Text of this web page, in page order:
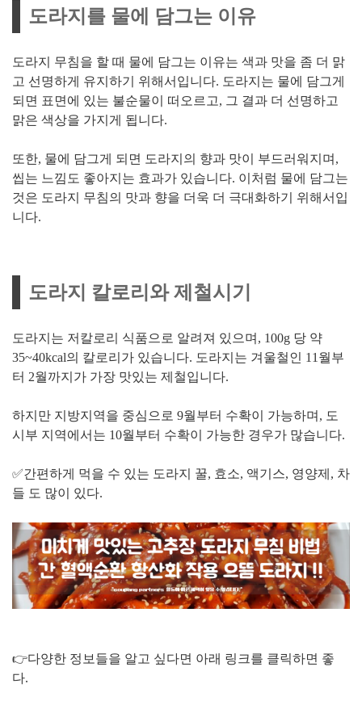
도라지를 물에 담그는 이유
도라지 무침을 할 때 물에 담그는 이유는 색과 맛을 좀 더 맑
고 선명하게 유지하기 위해서입니다. 도라지는 물에 담그게
되면 표면에 있는 불순물이 떠오르고, 그 결과 더 선명하고
맑은 색상을 가지게 됩니다.
또한, 물에 담그게 되면 도라지의 향과 맛이 부드러워지며,
씹는 느낌도 좋아지는 효과가 있습니다. 이처럼 물에 담그는
것은 도라지 무침의 맛과 향을 더욱 더 극대화하기 위해서입
니다.
도라지 칼로리와 제철시기
도라지는 저칼로리 식품으로 알려져 있으며, 100g 당 약
35~40kcal의 칼로리가 있습니다. 도라지는 겨울철인 11월부
터 2월까지가 가장 맛있는 제철입니다.
하지만 지방지역을 중심으로 9월부터 수확이 가능하며, 도
시부 지역에서는 10월부터 수확이 가능한 경우가 많습니다.
✅간편하게 먹을 수 있는 도라지 꿀, 효소, 액기스, 영양제, 차
들 도 많이 있다.
👉다양한 정보들을 알고 싶다면 아래 링크를 클릭하면 좋
다.